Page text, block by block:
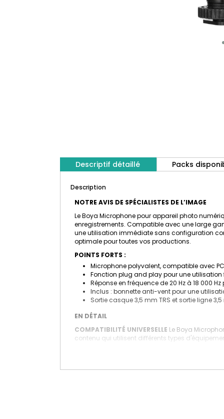
Descriptif détaillé Packs
Description
NOTRE AVIS DE SPÉCIALISTES DE L’IMAGE
Le Boya Microphone pour appareil photo
enregistrements. Compatible avec une large
une utilisation immédiate sans configuration
optimale pour toutes vos productions.
POINTS FORTS :
Microphone polyvalent, compatible avec
Fonction plug and play pour une
Réponse en fréquence de 20 Hz à 18 000
Inclus : bonnette anti-vent pour une
Sortie casque 3,5 mm TRS et sortie ligne
EN DÉTAIL
COMPATIBILITÉ UNIVERSELLE Le Boya
contenu qui utilisent différents types
pilotes ou de configurations supplémentaires.